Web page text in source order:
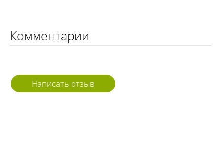
Комментарии
Написать отзыв